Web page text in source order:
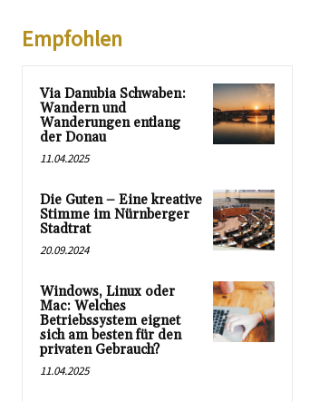
Empfohlen
Via Danubia Schwaben:
Wandern und
Wanderungen entlang
der Donau
11.04.2025
Die Guten – Eine kreative
Stimme im Nürnberger
Stadtrat
20.09.2024
Windows, Linux oder
Mac: Welches
Betriebssystem eignet
sich am besten für den
privaten Gebrauch?
11.04.2025